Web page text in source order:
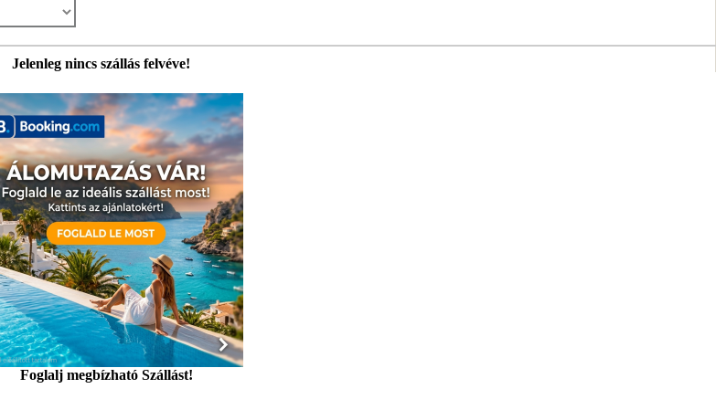
Jelenleg nincs szállás felvéve!
Foglalj megbízható Szállást!